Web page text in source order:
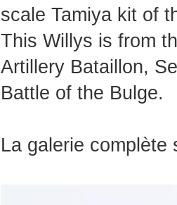
scale Tamiya kit of
This Willys is from
Artillery Bataillon,
Battle of the Bulge.
La galerie